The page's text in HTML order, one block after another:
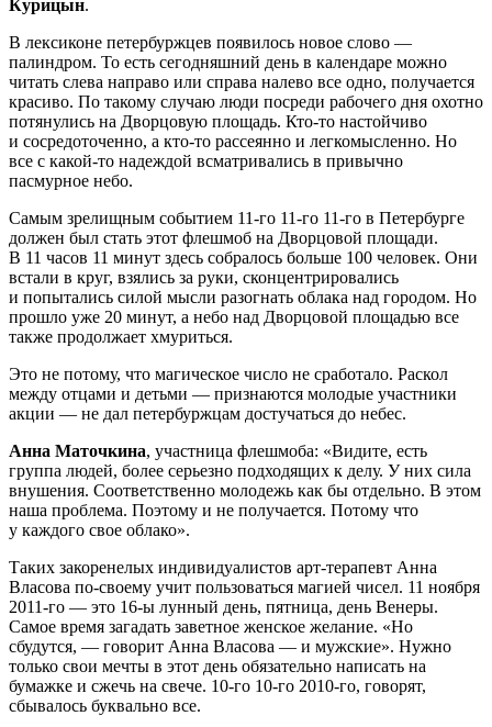
Курицын.
В лексиконе петербуржцев появилось новое слово —
палиндром. То есть сегодняшний день в календаре можно
читать слева направо или справа налево все одно, получается
красиво. По такому случаю люди посреди рабочего дня охотно
потянулись на Дворцовую площадь. Кто-то настойчиво
и сосредоточенно, а кто-то рассеянно и легкомысленно. Но
все с какой-то надеждой всматривались в привычно
пасмурное небо.
Самым зрелищным событием 11-го 11-го 11-го в Петербурге
должен был стать этот флешмоб на Дворцовой площади.
В 11 часов 11 минут здесь собралось больше 100 человек. Они
встали в круг, взялись за руки, сконцентрировались
и попытались силой мысли разогнать облака над городом. Но
прошло уже 20 минут, а небо над Дворцовой площадью все
также продолжает хмуриться.
Это не потому, что магическое число не сработало. Раскол
между отцами и детьми — признаются молодые участники
акции — не дал петербуржцам достучаться до небес.
Анна Маточкина, участница флешмоба: «Видите, есть
группа людей, более серьезно подходящих к делу. У них сила
внушения. Соответственно молодежь как бы отдельно. В этом
наша проблема. Поэтому и не получается. Потому что
у каждого свое облако».
Таких закоренелых индивидуалистов арт-терапевт Анна
Власова по-своему учит пользоваться магией чисел. 11 ноября
2011-го — это 16-ы лунный день, пятница, день Венеры.
Самое время загадать заветное женское желание. «Но
сбудутся, — говорит Анна Власова — и мужские». Нужно
только свои мечты в этот день обязательно написать на
бумажке и сжечь на свече. 10-го 10-го 2010-го, говорят,
сбывалось буквально все.